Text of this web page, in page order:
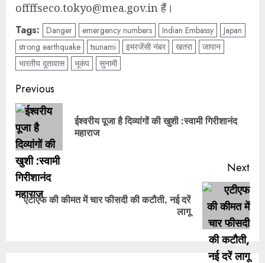
offffseco.tokyo@mea.gov.in हैं।
Tags: Danger emergency numbers Indian Embassy
Japan
strong earthquake
tsunami इमरजेंसी नंबर खतरा
जापान
भारतीय दूतावास
भूकंप सुनामी
Post
navigation
Previous
ईश्वरीय पूजा है दिव्यांगों की खुशी :स्वामी गिरीशानंद
महाराज
Next
Next
एटीएफ की कीमत में चार फीसदी की कटौती, नई दरें
लागू